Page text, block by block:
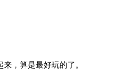
，算是最好玩的了。